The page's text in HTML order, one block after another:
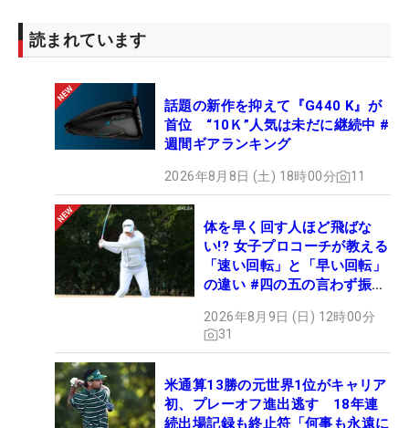
読まれています
話題の新作を抑えて『G440 K』が
首位 “10Ｋ”人気は未だに継続中 #
週間ギアランキング
2026年8月8日 (土) 18時00分 11
体を早く回す人ほど飛ばな
い!? 女子プロコーチが教える
「速い回転」と「早い回転」
の違い #四の五の言わず振り
2026年8月9日 (日) 12時00分
31
米通算13勝の元世界1位がキャリア
初、プレーオフ進出逃す 18年連
続出場記録も終止符「何事も永遠に